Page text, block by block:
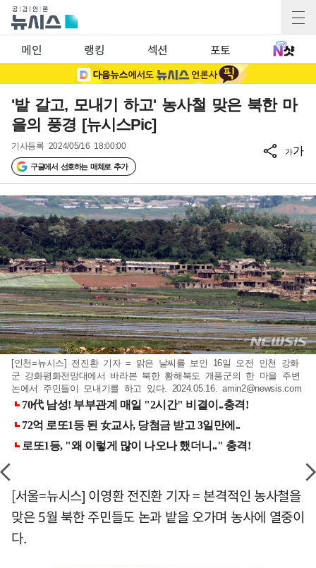
메인 랭킹 섹션 포토
'밭 갈고, 모내기 하고' 농사철 맞은 북한 마
을의 풍경 [뉴시스Pic]
기사등록 2024/05/16 18:00:00
구글에서 선호하는 매체로 추가
가가
[인천=뉴시스] 전진환 기자 = 맑은 날씨를 보인 16일 오전 인천 강화
군 강화평화전망대에서 바라본 북한 황해북도 개풍군의 한 마을 주변
논에서 주민들이 모내기를 하고 있다. 2024.05.16.amin2@newsis.com
[서울=뉴시스] 이영환 전진환 기자 = 본격적인 농사철을
맞은 5월 북한 주민들도 논과 밭을 오가며 농사에 열중이
다.